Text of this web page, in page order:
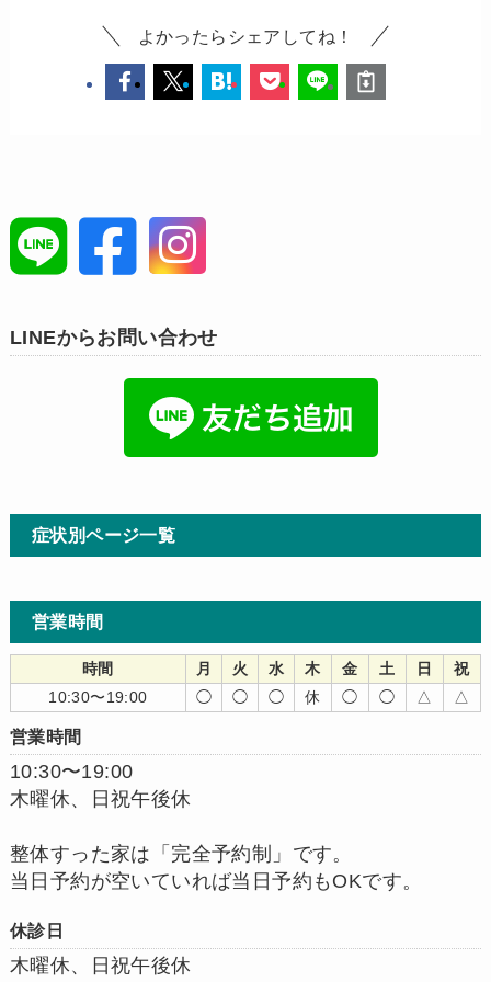
よかったらシェアしてね！
LINEからお問い合わせ
症状別ページ一覧
営業時間
時間 月 火 水 木 金 土 日
祝
10:30〜19:00
◯ ◯ ◯ 休 ◯ ◯ △ △
営業時間
10:30〜19:00
木曜休、日祝午後休
整体すった家は「完全予約制」です。
当日予約が空いていれば当日予約もOKです。
休診日
木曜休、日祝午後休